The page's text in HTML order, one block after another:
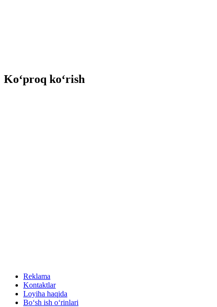
Ko‘proq ko‘rish
Reklama
Kontaktlar
Loyiha haqida
Bo‘sh ish o‘rinlari